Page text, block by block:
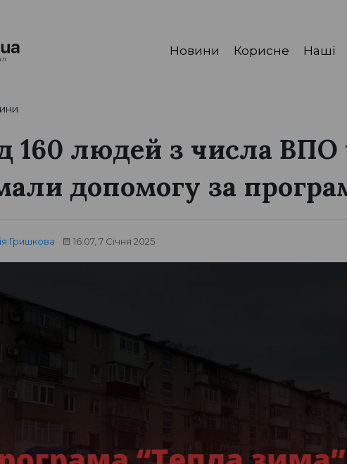
Новини Корисне Наші
160 людей з числа ВПО
допомогу за
Гришкова 16:07, 7 Січня 2025